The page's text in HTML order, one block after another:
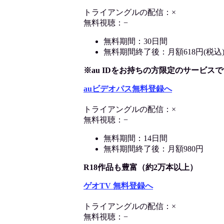
トライアングルの配信：×
無料視聴：−
無料期間：30日間
無料期間終了後：月額618円(税込)
※au IDをお持ちの方限定のサービス
auビデオパス無料登録へ
トライアングルの配信：×
無料視聴：−
無料期間：14日間
無料期間終了後：月額980円
R18作品も豊富（約2万本以上）
ゲオTV 無料登録へ
トライアングルの配信：×
無料視聴：−